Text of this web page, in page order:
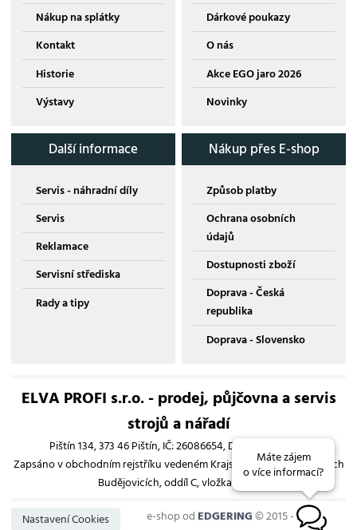
Nákup na splátky
Kontakt
Historie
Výstavy
Dárkové poukazy
O nás
Akce EGO jaro 2026
Novinky
Další informace
Servis - náhradní díly
Servis
Reklamace
Servisní střediska
Rady a tipy
Nákup přes E-shop
Způsob platby
Ochrana osobních
údajů
Dostupnosti zboží
Doprava - Česká
republika
Doprava - Slovensko
ELVA PROFI s.r.o. - prodej, půjčovna a servis
strojů a nářadí
Pištín 134, 373 46 Pištín, IČ: 26086654, DIČ: CZ26086654
Zapsáno v obchodním rejstříku vedeném Krajským soudem v Českých
Budějovicích, oddíl C, vložka 13193
Nastavení Cookies e-shop odEDGERING© 2015 - 2026
Máte zájem
o více informací?
B